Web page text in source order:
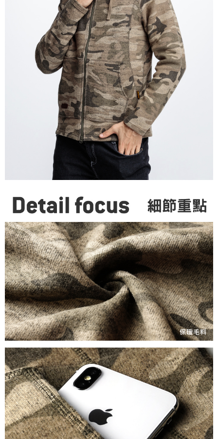
是否繳費成功／繳費後需取消欲退款等相關疑問，請聯繫「AFTEE先享後付
https://netprotections.freshdesk.com/support/home
１．透過由恩沛科技股份有限公司提供之「AFTEE先享後付」服務完成之交
易，需依本服務之必要範圍內提供個人資料，並將交易相關給付款項請求債
權轉讓予恩沛科技股份有限公司。
２．關於個人資料處理事宜，請瀏覽以下網址：
https://aftee.tw/terms/#terms3
３．未成年的使用者請事先徵得法定代理人或監護人之同意方可使用
「AFTEE先享後付」，若未經同意申辦者引起之損失，本公司不負相關責
４．使用「AFTEE先享後付」時，將依據個別帳號之用戶狀況，依本公司即
時審查核予不同之上限額度；若仍有額度不足之情形，本公司將視審查結果
請求用戶進行身份認證。
５．嚴禁一人註冊多個帳號或使用他人資訊註冊。若發現惡意使用之情形，
恩沛科技股份有限公司將有權停止該用戶之使用額度並採取法律行動。
每筆NT$80，滿NT$800(含以上)免運費
付款後7-11取貨
每筆NT$100，滿NT$699(含以上)免運費
宅配通大嘴鳥
每筆NT$100，滿NT$800(含以上)免運費
每筆NT$70，滿NT$800(含以上)免運費